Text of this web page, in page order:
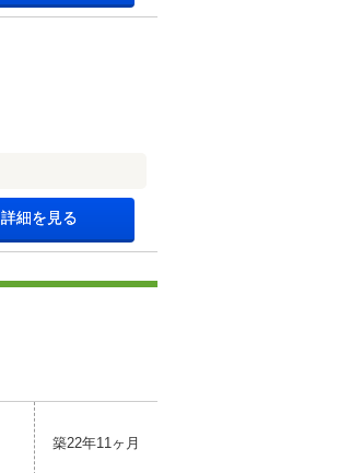
詳細を見る
築22年11ヶ月